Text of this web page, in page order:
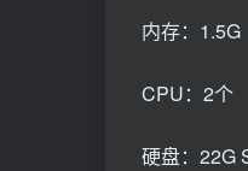
内存：1.5G
CPU：2个
硬盘：22G